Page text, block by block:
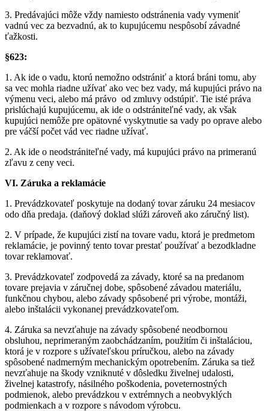
3. Predávajúci môže vždy namiesto odstránenia vady vymeniť
vadnú vec za bezvadnú, ak to kupujúcemu nespôsobí závadné
ťažkosti.
§623:
1. Ak ide o vadu, ktorú nemožno odstrániť a ktorá bráni tomu, aby
sa vec mohla riadne užívať ako vec bez vady, má kupujúci právo na
výmenu veci, alebo má právo od zmluvy odstúpiť. Tie isté práva
prislúchajú kupujúcemu, ak ide o odstrániteľné vady, ak však
kupujúci nemôže pre opätovné vyskytnutie sa vady po oprave alebo
pre váčší počet vád vec riadne užívať.
2. Ak ide o neodstrániteľné vady, má kupujúci právo na primeranú
zľavu z ceny veci.
VI. Záruka a reklamácie
1. Prevádzkovateľ poskytuje na dodaný tovar záruku 24 mesiacov
odo dňa predaja. (daňový doklad slúži zároveň ako záručný list).
2. V prípade, že kupujúci zistí na tovare vadu, ktorá je predmetom
reklamácie, je povinný tento tovar prestať používať a bezodkladne
tovar reklamovať.
3. Prevádzkovateľ zodpovedá za závady, ktoré sa na predanom
tovare prejavia v záručnej dobe, spôsobené závadou materiálu,
funkčnou chybou, alebo závady spôsobené pri výrobe, montáži,
alebo inštalácii vykonanej prevádzkovateľom.
4. Záruka sa nevzťahuje na závady spôsobené neodbornou
obsluhou, neprimeraným zaobchádzaním, použitím či inštaláciou,
ktorá je v rozpore s užívateľskou príručkou, alebo na závady
spôsobené nadmerným mechanickým opotrebením. Záruka sa tiež
nevzťahuje na škody vzniknuté v dôsledku živelnej udalosti,
živelnej katastrofy, násilného poškodenia, poveternostných
podmienok, alebo prevádzkou v extrémnych a neobvyklých
podmienkach a v rozpore s návodom výrobcu.